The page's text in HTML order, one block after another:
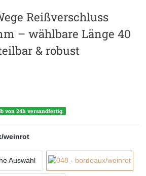
Reißverschluss
– wählbare Länge 40
& robust
von 24h versandfertig.
weinrot
Auswahl